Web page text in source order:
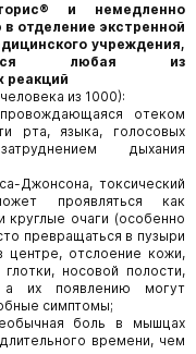
® и немедленно
отделение экстренной
учреждения,
любая из
реакций
из 1000):
отеком
рта, языка, голосовых
дыхания
Джонсона, токсический
проявляться как
круглые очаги (особенно
превращаться в пузыри
центре, отслоение кожи,
носовой полости,
а их появлению могут
симптомы;
боль в мышцах
времени, чем